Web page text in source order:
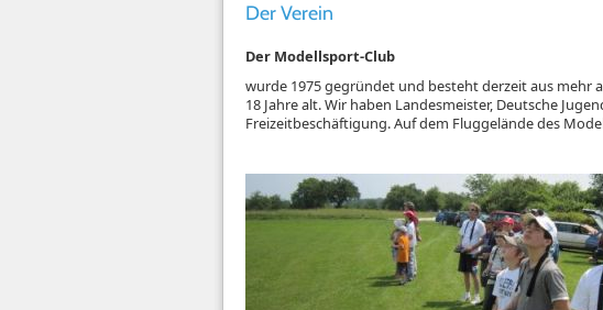
Der Verein
Der Modellsport-Club
wurde 1975 gegründet und besteht derzeit aus mehr
18 Jahre alt. Wir haben Landesmeister, Deutsche
Freizeitbeschäftigung. Auf dem Fluggelände des